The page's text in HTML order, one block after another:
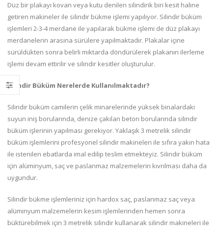
Düz bir plakayı kovan veya kutu denilen silindirik biri kesit haline
getiren makineler ile silindir bükme işlemi yapılıyor. Silindir büküm
işlemleri 2-3-4 merdane ile yapılarak bükme işlemi de düz plakayı
merdanelerin arasına sürülere yapılmaktadır. Plakalar içine
sürüldükten sonra belirli miktarda döndürülerek plakanın ilerleme
işlemi devam ettirilir ve silindir kesitler oluşturulur.
Silindir Büküm Nerelerde Kullanılmaktadır?
Silindir büküm camilerin çelik minarelerinde yüksek binalardaki
suyun iniş borularında, denize çakılan beton borularında silindir
büküm işlerinin yapılması gerekiyor. Yaklaşık 3 metrelik silindir
büküm işlemlerini profesyonel silindir makineleri ile sıfıra yakın hata
ile istenilen ebatlarda imal edilip teslim etmekteyiz. Silindir büküm
için alüminyum, saç ve paslanmaz malzemelerin kıvrılması daha da
uygundur.
Silindir bükme işlemleriniz için hardox saç, paslanmaz saç veya
alüminyum malzemelerin kesim işlemlerinden hemen sonra
büktürebilmek için 3 metrelik silindir kullanarak silindir makineleri ile